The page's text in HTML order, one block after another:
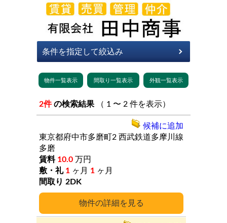
2件 の検索結果 （ 1 〜 2 件を表示）
詳細
東京都府中市多磨町2 西武鉄道多摩川線
多磨
10.0 万円
1 ヶ月 1 ヶ月
2DK
候補に追加